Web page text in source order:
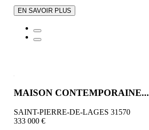
EN SAVOIR PLUS
MAISON CONTEMPORAINE...
SAINT-PIERRE-DE-LAGES 31570
333 000 €